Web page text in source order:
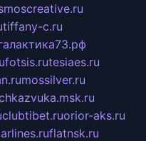
tiffany-c.ru
fotsis.rutesiaes.ru
mossilver.ru
clubtibet.ruorior-aks.ru
flatnsk.ru